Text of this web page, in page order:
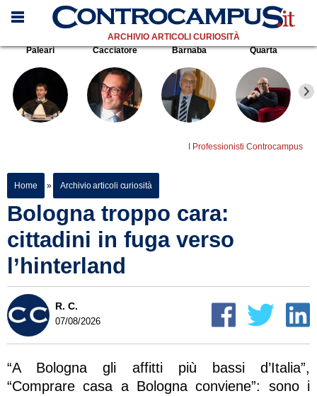
ARCHIVIO ARTICOLI CURIOSITÀ
Paleari
Cacciatore Barnaba Quarta
I Professionisti Controcampus
Home » Archivio articoli curiosità
Bologna troppo cara:
cittadini in fuga verso
l’hinterland
R. C.
07/08/2026
“A Bologna gli affitti più bassi d’Italia”,
“Comprare casa a Bologna conviene”: sono i